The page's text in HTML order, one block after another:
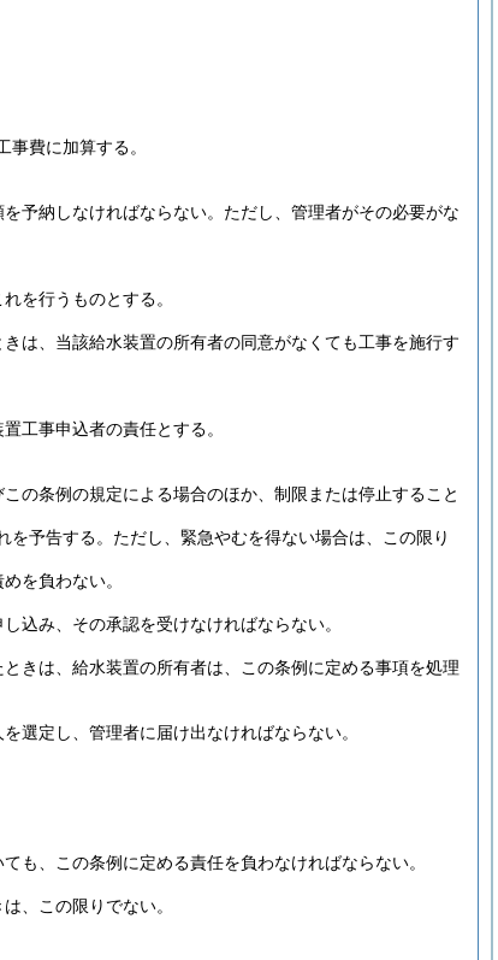
事費に加算する。
予納しなければならない。 ただし、管理者がその必要がな
を行うものとする。
は、当該給水装置の所有者の同意がなくても工事を施行す
工事申込者の責任とする。
の条例の規定による場合のほか、制限または停止すること
予告する。 ただし、緊急やむを得ない場合は、この限り
を負わない。
込み、その承認を受けなければならない。
きは、給水装置の所有者は、この条例に定める事項を処理
選定し、管理者に届け出なければならない。
も、この条例に定める責任を負わなければならない。
、この限りでない。